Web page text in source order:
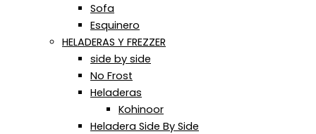
Sofa
Esquinero
HELADERAS Y FREZZER
side by side
No Frost
Heladeras
Kohinoor
Heladera Side By Side